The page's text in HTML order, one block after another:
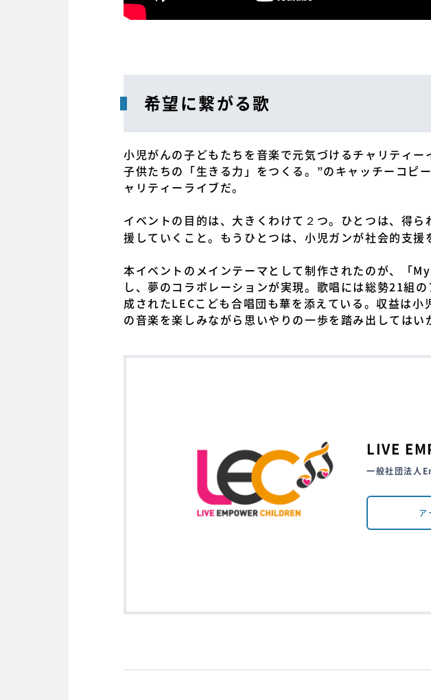
希望に繋がる歌
小児がんの子どもたちを音楽で元気づけるチャリティ
子供たちの「生きる力」をつくる。”のキャッチーコ
ャリティーライブだ。
イベントの目的は、大きくわけて２つ。ひとつは、得
援していくこと。もうひとつは、小児ガンが社会的支
本イベントのメインテーマとして制作されたのが、「
し、夢のコラボレーションが実現。歌唱には総勢21組
成されたLECこども合唱団も華を添えている。収益は
の音楽を楽しみながら思いやりの一歩を踏み出してはい
LIVE
一般社団法
ア